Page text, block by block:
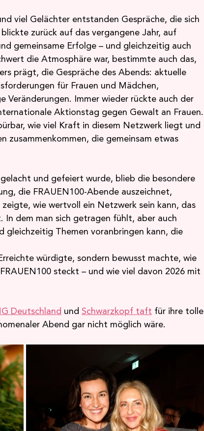
viel Gelächter entstanden Gespräche, die sich
zurück auf das vergangene Jahr, auf
gemeinsame Erfolge – und gleichzeitig auch
die Atmosphäre war, bestimmte auch das,
prägt, die Gespräche des Abends: aktuelle
für Frauen und Mädchen,
Immer wieder rückte auch der
Aktionstag gegen Gewalt an Frauen.
wie viel Kraft in diesem Netzwerk liegt und
zusammenkommen, die gemeinsam etwas
und gefeiert wurde, blieb die besondere
die FRAUEN100-Abende auszeichnet,
wie wertvoll ein Netzwerk sein kann, das
In dem man sich getragen fühlt, aber auch
gleichzeitig Themen voranbringen kann, die
würdigte, sondern bewusst machte, wie
steckt – und wie viel davon 2026 mit
Deutschland und Schwarzkopf taft für ihre tolle
Abend gar nicht möglich wäre.